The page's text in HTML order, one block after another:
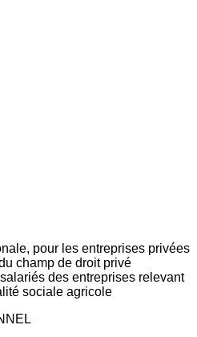
pour les entreprises privées
champ de droit privé
des entreprises relevant
sociale agricole